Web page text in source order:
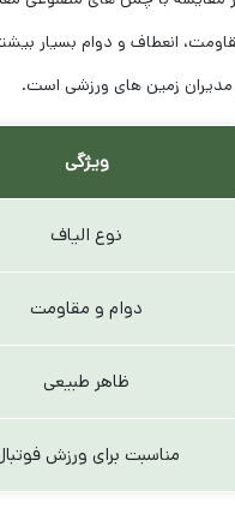
انعطاف و دوام بسیار
زمین های ورزشی است.
ویژگی
نوع الیاف
دوام و مقاومت
ظاهر طبیعی
مناسبت برای ورزش